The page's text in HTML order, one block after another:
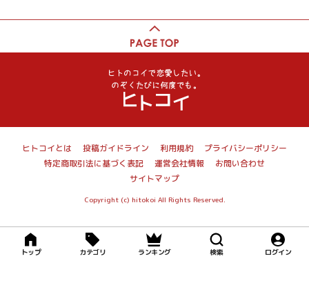
トップ カテゴリ ランキング 検索 ログイン
ヒトコイとは 投稿ガイドライン 利用規約
プライバシーポリシー
特定商取引法に基づく表記
運営会社情報
お問い合わせ
サイトマップ
Copyright (c) hitokoi All Rights Reserved.